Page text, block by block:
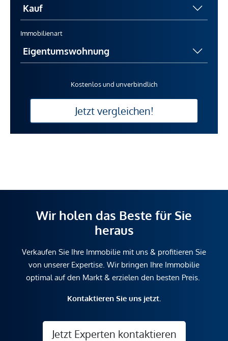
Immobilienart
Kostenlos und unverbindlich
Jetzt vergleichen!
Wir holen das Beste für Sie
heraus
Verkaufen Sie Ihre Immobilie mit uns & profitieren Sie
von unserer Expertise. Wir bringen Ihre Immobilie
optimal auf den Markt & erzielen den besten Preis.
Kontaktieren Sie uns jetzt.
Jetzt Experten kontaktieren